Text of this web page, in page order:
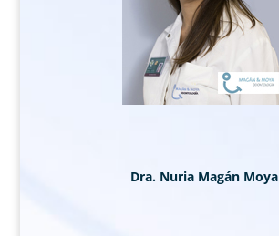
Dra. Nuria Magán Moya